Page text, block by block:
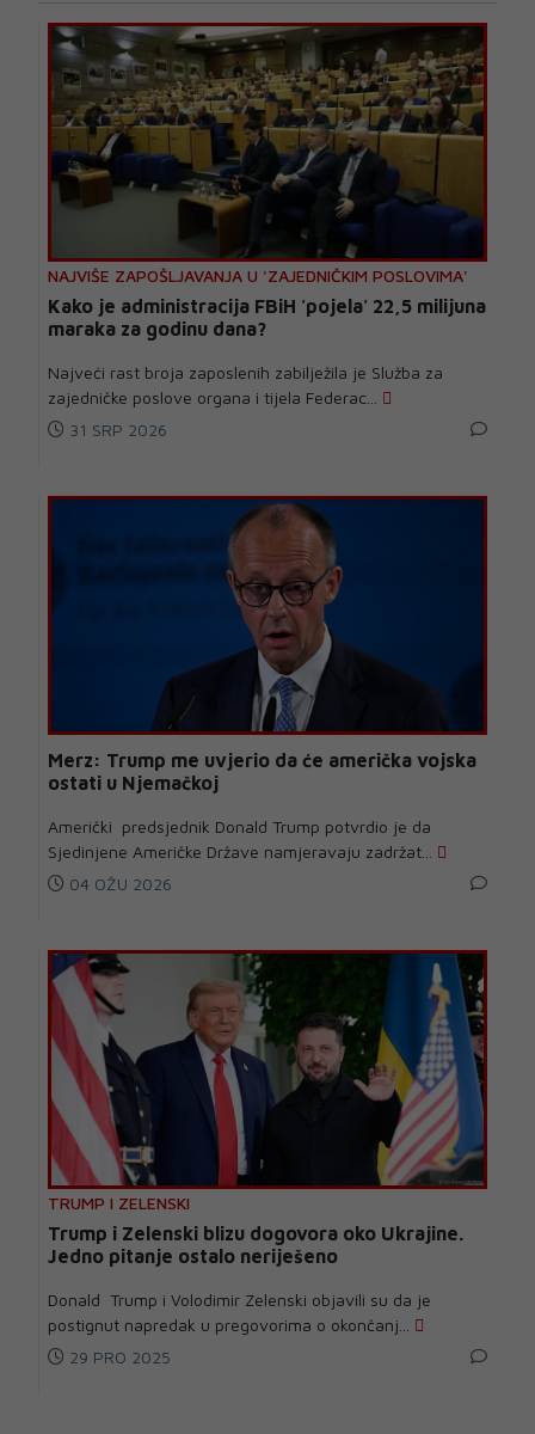
NAJVIŠE ZAPOŠLJAVANJA U 'ZAJEDNIČKIM POSLOVIMA'
Kako je administracija FBiH 'pojela' 22,5 milijuna
maraka za godinu dana?
Najveći rast broja zaposlenih zabilježila je Služba za
zajedničke poslove organa i tijela Federac...
31 SRP 2026
Merz: Trump me uvjerio da će američka vojska
ostati u Njemačkoj
Američki predsjednik Donald Trump potvrdio je da
Sjedinjene Američke Države namjeravaju zadržat...
04 OŽU 2026
TRUMP I ZELENSKI
Trump i Zelenski blizu dogovora oko Ukrajine.
Jedno pitanje ostalo neriješeno
Donald Trump i Volodimir Zelenski objavili su da je
postignut napredak u pregovorima o okončanj...
29 PRO 2025